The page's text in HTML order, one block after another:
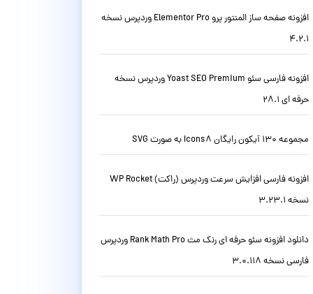
افزونه صفحه ساز المنتور پرو Elementor Pro وردپرس نسخه
4.2.1
افزونه فارسی سئو Yoast SEO Premium وردپرس نسخه
حرفه ای 28.1
مجموعه 130 آیکون رایگان Icons8 به صورت SVG
افزونه فارسی افزایش سرعت وردپرس (راکت) WP Rocket
نسخه 3.23.1
دانلود افزونه سئو حرفه ای رنک مث Rank Math Pro وردپرس
فارسی نسخه 3.0.118